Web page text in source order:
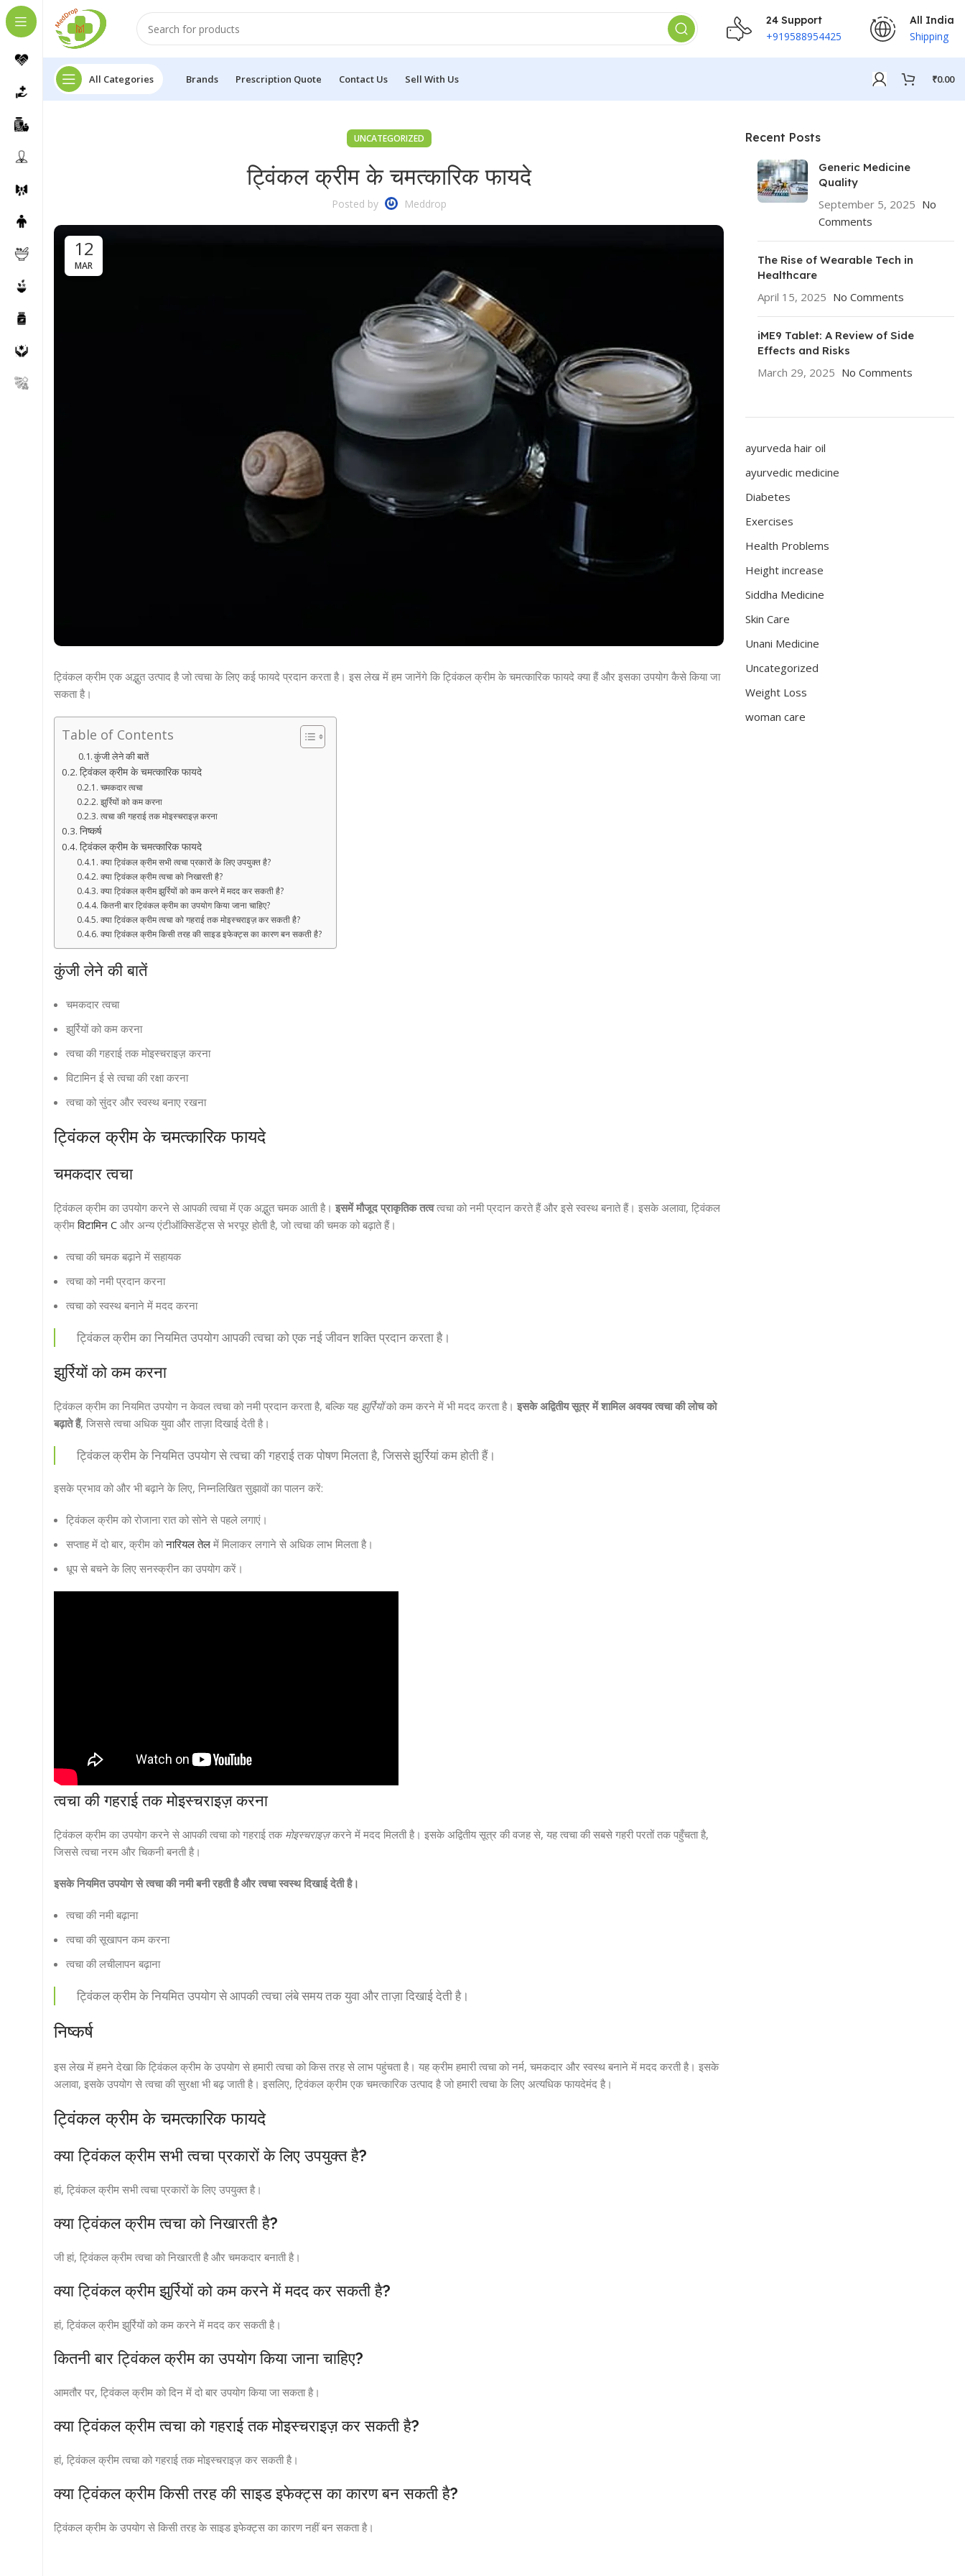
24 Support
+919588954425
All India
Shipping
All Categories Brands Prescription Quote Contact Us Sell With Us ₹0.00
UNCATEGORIZED
ट्विंकल क्रीम के चमत्कारिक फायदे
Posted by Meddrop
12
MAR
ट्विंकल क्रीम एक अद्भुत उत्पाद है जो त्वचा के लिए कई फायदे प्रदान करता है। इस लेख में हम जानेंगे कि ट्विंकल क्रीम के चमत्कारिक फायदे क्या हैं और इसका उपयोग कैसे किया जा
सकता है।
Table of Contents
कुंजी लेने की बातें
ट्विंकल क्रीम के चमत्कारिक फायदे
चमकदार त्वचा
झुर्रियों को कम करना
त्वचा की गहराई तक मोइस्चराइज़ करना
निष्कर्ष
ट्विंकल क्रीम के चमत्कारिक फायदे
क्या ट्विंकल क्रीम सभी त्वचा प्रकारों के लिए उपयुक्त है?
क्या ट्विंकल क्रीम त्वचा को निखारती है?
क्या ट्विंकल क्रीम झुर्रियों को कम करने में मदद कर सकती है?
कितनी बार ट्विंकल क्रीम का उपयोग किया जाना चाहिए?
क्या ट्विंकल क्रीम त्वचा को गहराई तक मोइस्चराइज़ कर सकती है?
क्या ट्विंकल क्रीम किसी तरह की साइड इफेक्ट्स का कारण बन सकती है?
कुंजी लेने की बातें
चमकदार त्वचा
झुर्रियों को कम करना
त्वचा की गहराई तक मोइस्चराइज़ करना
विटामिन ई से त्वचा की रक्षा करना
त्वचा को सुंदर और स्वस्थ बनाए रखना
ट्विंकल क्रीम के चमत्कारिक फायदे
चमकदार त्वचा
ट्विंकल क्रीम का उपयोग करने से आपकी त्वचा में एक अद्भुत चमक आती है। इसमें मौजूद प्राकृतिक तत्वत्वचा को नमी प्रदान करते हैं और इसे स्वस्थ बनाते हैं। इसके अलावा, ट्विंकल
क्रीमविटामिन C और अन्य एंटीऑक्सिडेंट्स से भरपूर होती है, जो त्वचा की चमक को बढ़ाते हैं।
त्वचा की चमक बढ़ाने में सहायक
त्वचा को नमी प्रदान करना
त्वचा को स्वस्थ बनाने में मदद करना
ट्विंकल क्रीम का नियमित उपयोग आपकी त्वचा को एक नई जीवन शक्ति प्रदान करता है।
झुर्रियों को कम करना
ट्विंकल क्रीम का नियमित उपयोग न केवल त्वचा को नमी प्रदान करता है, बल्कि यह झुर्रियोंको कम करने में भी मदद करता है। इसके अद्वितीय सूत्र में शामिल अवयव त्वचा की लोच को
बढ़ाते हैं, जिससे त्वचा अधिक युवा और ताज़ा दिखाई देती है।
ट्विंकल क्रीम के नियमित उपयोग से त्वचा की गहराई तक पोषण मिलता है, जिससे झुर्रियां कम होती हैं।
इसके प्रभाव को और भी बढ़ाने के लिए, निम्नलिखित सुझावों का पालन करें:
ट्विंकल क्रीम को रोजाना रात को सोने से पहले लगाएं।
सप्ताह में दो बार, क्रीम कोनारियल तेल में मिलाकर लगाने से अधिक लाभ मिलता है।
धूप से बचने के लिए सनस्क्रीन का उपयोग करें।
त्वचा की गहराई तक मोइस्चराइज़ करना
ट्विंकल क्रीम का उपयोग करने से आपकी त्वचा को गहराई तक मोइस्चराइज़करने में मदद मिलती है। इसके अद्वितीय सूत्र की वजह से, यह त्वचा की सबसे गहरी परतों तक पहुँचता है,
जिससे त्वचा नरम और चिकनी बनती है।
इसके नियमित उपयोग से त्वचा की नमी बनी रहती है और त्वचा स्वस्थ दिखाई देती है।
त्वचा की नमी बढ़ाना
त्वचा की सूखापन कम करना
त्वचा की लचीलापन बढ़ाना
ट्विंकल क्रीम के नियमित उपयोग से आपकी त्वचा लंबे समय तक युवा और ताज़ा दिखाई देती है।
निष्कर्ष
इस लेख में हमने देखा कि ट्विंकल क्रीम के उपयोग से हमारी त्वचा को किस तरह से लाभ पहुंचता है। यह क्रीम हमारी त्वचा को नर्म, चमकदार और स्वस्थ बनाने में मदद करती है। इसके
अलावा, इसके उपयोग से त्वचा की सुरक्षा भी बढ़ जाती है। इसलिए, ट्विंकल क्रीम एक चमत्कारिक उत्पाद है जो हमारी त्वचा के लिए अत्यधिक फायदेमंद है।
ट्विंकल क्रीम के चमत्कारिक फायदे
क्या ट्विंकल क्रीम सभी त्वचा प्रकारों के लिए उपयुक्त है?
हां, ट्विंकल क्रीम सभी त्वचा प्रकारों के लिए उपयुक्त है।
क्या ट्विंकल क्रीम त्वचा को निखारती है?
जी हां, ट्विंकल क्रीम त्वचा को निखारती है और चमकदार बनाती है।
क्या ट्विंकल क्रीम झुर्रियों को कम करने में मदद कर सकती है?
हां, ट्विंकल क्रीम झुर्रियों को कम करने में मदद कर सकती है।
कितनी बार ट्विंकल क्रीम का उपयोग किया जाना चाहिए?
आमतौर पर, ट्विंकल क्रीम को दिन में दो बार उपयोग किया जा सकता है।
क्या ट्विंकल क्रीम त्वचा को गहराई तक मोइस्चराइज़ कर सकती है?
हां, ट्विंकल क्रीम त्वचा को गहराई तक मोइस्चराइज़ कर सकती है।
क्या ट्विंकल क्रीम किसी तरह की साइड इफेक्ट्स का कारण बन सकती है?
ट्विंकल क्रीम के उपयोग से किसी तरह के साइड इफेक्ट्स का कारण नहीं बन सकता है।
Recent Posts
Generic Medicine
Quality
September 5, 2025 No
Comments
The Rise of Wearable Tech in
Healthcare
April 15, 2025 No Comments
iME9 Tablet: A Review of Side
Effects and Risks
March 29, 2025 No Comments
ayurveda hair oil
ayurvedic medicine
Diabetes
Exercises
Health Problems
Height increase
Siddha Medicine
Skin Care
Unani Medicine
Uncategorized
Weight Loss
woman care